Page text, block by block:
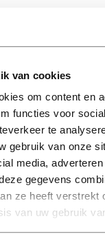
van cookies
om content en
functies voor
te
gebruik van onze
media,
gegevens
ze heeft verstrekt
van uw gebruik
Kijk
Docenten
collegezalen
coronavirus
19 maart 2020